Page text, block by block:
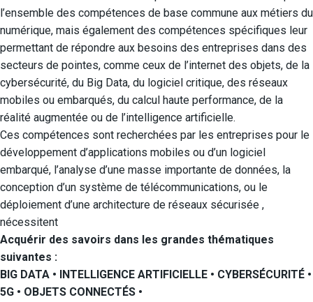
l’ensemble des compétences de base commune aux métiers du
numérique, mais également des compétences spécifiques leur
permettant de répondre aux besoins des entreprises dans des
secteurs de pointes, comme ceux de l’internet des objets, de la
cybersécurité, du Big Data, du logiciel critique, des réseaux
mobiles ou embarqués, du calcul haute performance, de la
réalité augmentée ou de l’intelligence artificielle.
Ces compétences sont recherchées par les entreprises pour le
développement d’applications mobiles ou d’un logiciel
embarqué, l’analyse d’une masse importante de données, la
conception d’un système de télécommunications, ou le
déploiement d’une architecture de réseaux sécurisée ,
nécessitent
Acquérir des savoirs dans les grandes thématiques
suivantes :
BIG DATA • INTELLIGENCE ARTIFICIELLE • CYBERSÉCURITÉ •
5G • OBJETS CONNECTÉS •